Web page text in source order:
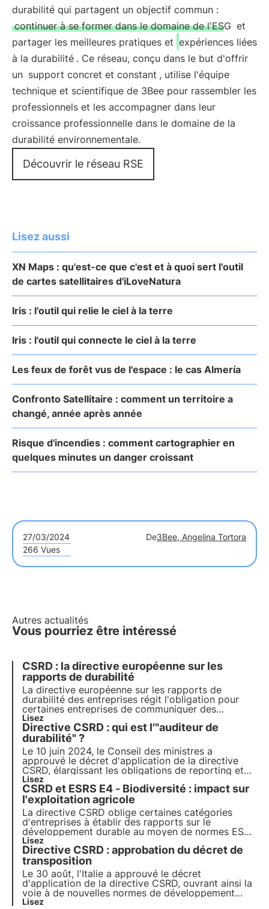
durabilité qui partagent un objectif commun :
continuer à se former dans le domaine de l'ESG et
partager les meilleures pratiques et expériences liées
à la durabilité . Ce réseau, conçu dans le but d'offrir
un support concret et constant , utilise l'équipe
technique et scientifique de 3Bee pour rassembler les
professionnels et les accompagner dans leur
croissance professionnelle dans le domaine de la
durabilité environnementale.
Découvrir le réseau RSE
Lisez aussi
XN Maps : qu'est-ce que c'est et à quoi sert l'outil
de cartes satellitaires d'iLoveNatura
Iris : l'outil qui relie le ciel à la terre
Iris : l'outil qui connecte le ciel à la terre
Les feux de forêt vus de l'espace : le cas Almería
Confronto Satellitaire : comment un territoire a
changé, année après année
Risque d'incendies : comment cartographier en
quelques minutes un danger croissant
27/03/2024 De3Bee, Angelina Tortora
266 Vues
Autres actualités
Vous pourriez être intéressé
CSRD : la directive européenne sur les
rapports de durabilité
La directive européenne sur les rapports de
durabilité des entreprises régit l'obligation pour
certaines entreprises de communiquer des
informations non financières par le biais de la
préparation d'un rapport de durabilité. Nous
examinons de plus près les objectifs de la directive
et la manière dont les entreprises doivent les
atteindre.
Lisez
Directive CSRD : qui est l'"auditeur de
durabilité" ?
Le 10 juin 2024, le Conseil des ministres a
approuvé le décret d'application de la directive
CSRD, élargissant les obligations de reporting et
introduisant l'"auditeur de développement durable"
pour certifier la conformité des rapports de
développement durable. Pour en savoir plus,
consultez cet article.
Lisez
CSRD et ESRS E4 - Biodiversité : impact sur
l'exploitation agricole
La directive CSRD oblige certaines catégories
d'entreprises à établir des rapports sur le
développement durable au moyen de normes ESRS
fondées sur le principe de la double matérialité. En
particulier, la norme ESRS E4 exige des rapports
sur les impacts et les dépendances de la
biodiversité et des écosystèmes.
Lisez
Directive CSRD : approbation du décret de
transposition
Le 30 août, l'Italie a approuvé le décret
d'application de la directive CSRD, ouvrant ainsi la
voie à de nouvelles normes de développement
durable pour les entreprises. Cet article présente
Lisez